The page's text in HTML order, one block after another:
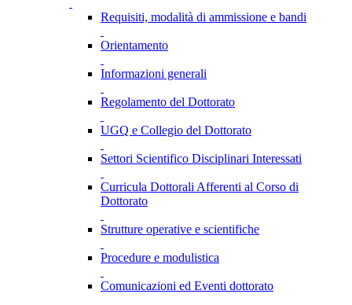
Requisiti, modalità di ammissione e bandi
Orientamento
Informazioni generali
Regolamento del Dottorato
UGQ e Collegio del Dottorato
Settori Scientifico Disciplinari Interessati
Curricula Dottorali Afferenti al Corso di
Dottorato
Strutture operative e scientifiche
Procedure e modulistica
Comunicazioni ed Eventi dottorato